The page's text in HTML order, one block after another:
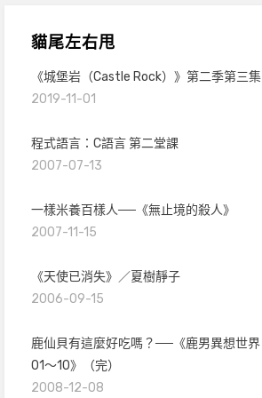
貓尾左右甩
《城堡岩（Castle Rock）》第二季第三集
2019-11-01
程式語言：C語言 第二堂課
2007-07-13
一樣米養百樣人──《無止境的殺人》
2007-11-15
《天使已消失》／夏樹靜子
2006-09-15
鹿仙貝有這麼好吃嗎？──《鹿男異想世界
01～10》（完）
2008-12-08